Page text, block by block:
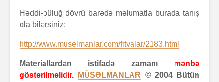
Həddi-büluğ dövrü barədə məlumatla burada tanış
ola bilərsiniz:
http://www.muselmanlar.com/fitvalar/2183.html
Materiallardan istifadə zamanı mənbə
göstərilməlidir.
MÜSƏLMANLAR © 2004 Bütün